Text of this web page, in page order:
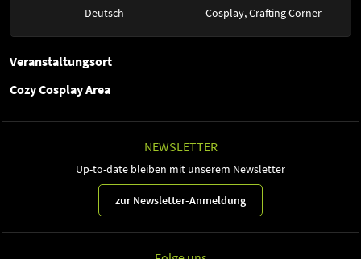
Deutsch
Cosplay,Crafting Corner
Veranstaltungsort
Cozy Cosplay Area
NEWSLETTER
Up-to-date bleiben mit unserem Newsletter
zur Newsletter-Anmeldung